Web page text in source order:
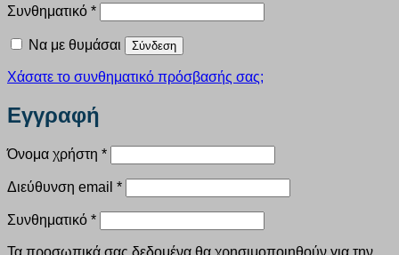
Συνθηματικό *Απαιτείται
Να με θυμάσαι Σύνδεση
Χάσατε το συνθηματικό πρόσβασής σας;
Εγγραφή
Όνομα χρήστη *Απαιτείται
Διεύθυνση email *Απαιτείται
Συνθηματικό *Απαιτείται
Τα προσωπικά σας δεδομένα θα χρησιμοποιηθούν για την